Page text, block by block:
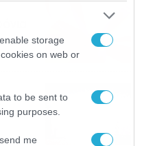
storage
on web or
to be sent to
purposes.
me